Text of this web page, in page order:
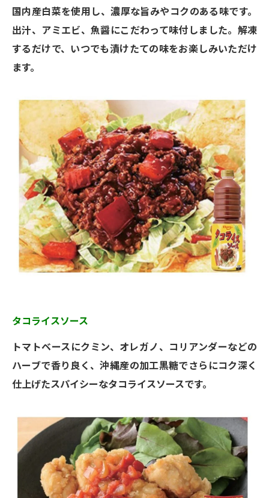
国内産白菜を使用し、濃厚な旨みやコクのある味です。
出汁、アミエビ、魚醤にこだわって味付しました。解凍
するだけで、いつでも漬けたての味をお楽しみいただけ
ます。
タコライスソース
トマトベースにクミン、オレガノ、コリアンダーなどの
ハーブで香り良く、沖縄産の加工黒糖でさらにコク深く
仕上げたスパイシーなタコライスソースです。